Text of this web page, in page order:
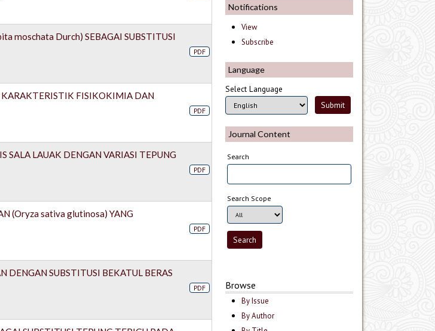
Notifications
View
Subscribe
Language
Select Language
Journal Content
Search
Search Scope
Browse
By Issue
By Author
moschata Durch) SEBAGAI SUBSTITUSI
PDF
KARAKTERISTIK FISIKOKIMIA DAN
PDF
SALA LAUAK DENGAN VARIASI TEPUNG
PDF
(Oryza sativa glutinosa) YANG
PDF
DENGAN SUBSTITUSI BEKATUL BERAS
PDF